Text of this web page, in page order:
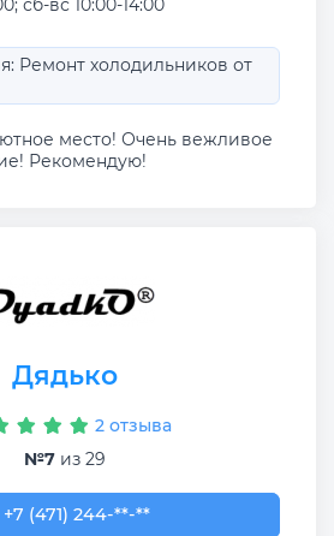
сб-вс 10:00-14:00
Ремонт холодильников от
место! Очень вежливое
Рекомендую!
Дядько
2 отзыва
№7 из 29
(471) 244-60-44
+7 (471) 244-**-**